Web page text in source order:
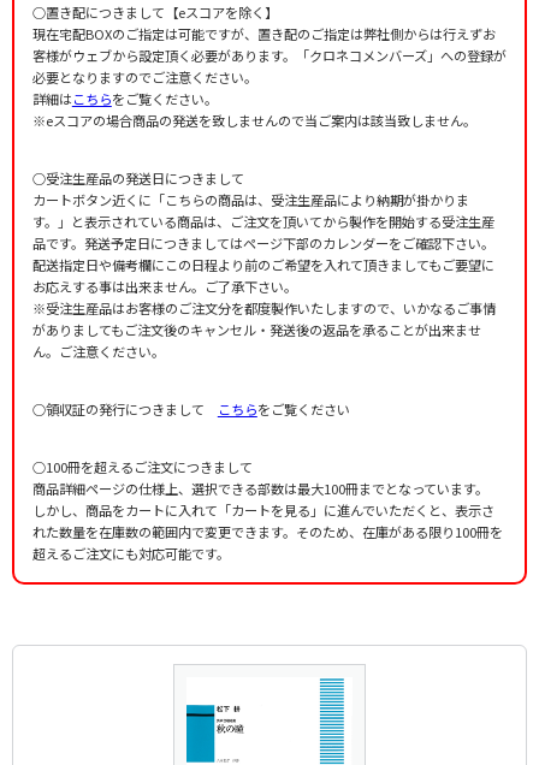
○置き配につきまして【eスコアを除く】
現在宅配BOXのご指定は可能ですが、置き配のご指定は弊社側からは行えずお
客様がウェブから設定頂く必要があります。「クロネコメンバーズ」への登録が
必要となりますのでご注意ください。
詳細はこちらをご覧ください。
※eスコアの場合商品の発送を致しませんので当ご案内は該当致しません。
○受注生産品の発送日につきまして
カートボタン近くに「こちらの商品は、受注生産品により納期が掛かりま
す。」と表示されている商品は、ご注文を頂いてから製作を開始する受注生産
品です。発送予定日につきましてはページ下部のカレンダーをご確認下さい。
配送指定日や備考欄にこの日程より前のご希望を入れて頂きましてもご要望に
お応えする事は出来ません。ご了承下さい。
※受注生産品はお客様のご注文分を都度製作いたしますので、いかなるご事情
がありましてもご注文後のキャンセル・発送後の返品を承ることが出来ませ
ん。ご注意ください。
○領収証の発行につきまして こちらをご覧ください
○100冊を超えるご注文につきまして
商品詳細ページの仕様上、選択できる部数は最大100冊までとなっています。
しかし、商品をカートに入れて「カートを見る」に進んでいただくと、表示さ
れた数量を在庫数の範囲内で変更できます。そのため、在庫がある限り100冊を
超えるご注文にも対応可能です。